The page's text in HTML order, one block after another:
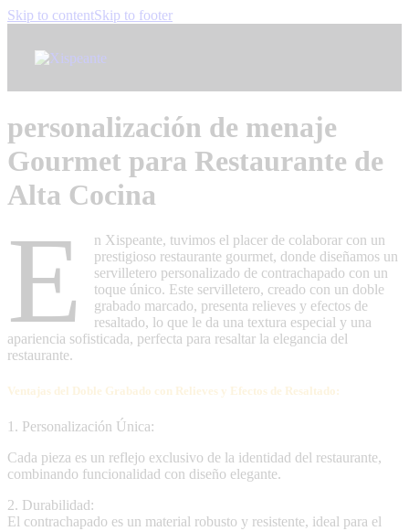
Skip to contentSkip to footer
personalización de menaje
Gourmet para Restaurante de
Alta Cocina
E
n Xispeante, tuvimos el placer de colaborar con un
prestigioso restaurante gourmet, donde diseñamos un
servilletero personalizado de contrachapado con un
toque único. Este servilletero, creado con un doble
grabado marcado, presenta relieves y efectos de
resaltado, lo que le da una textura especial y una
apariencia sofisticada, perfecta para resaltar la elegancia del
restaurante.
Ventajas del Doble Grabado con Relieves y Efectos de Resaltado:
1.⁠ ⁠Personalización Única:
Cada pieza es un reflejo exclusivo de la identidad del restaurante,
combinando funcionalidad con diseño elegante.
2.⁠ ⁠Durabilidad:
El contrachapado es un material robusto y resistente, ideal para el